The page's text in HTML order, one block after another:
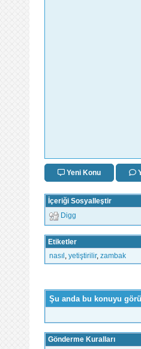
Yeni Konu
İçeriği Sosyalleştir
Digg
Etiketler
nasıl
yetiştirilir, zambak
Şu anda bu konuyu
Gönderme Kuralları